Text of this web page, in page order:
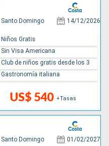
Santo Domingo 14/12/2026
US$ 540 +Tasas
Niños Gratis
Sin Visa Americana
Club de niños gratis desde los 3
Gastronomía italiana
Santo Domingo 01/02/2027